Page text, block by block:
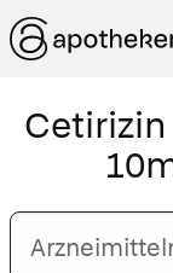
Arzneimittelname
oder